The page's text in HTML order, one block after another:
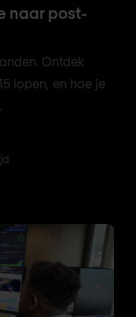
naar post-
Ontdek
lopen, en hoe je